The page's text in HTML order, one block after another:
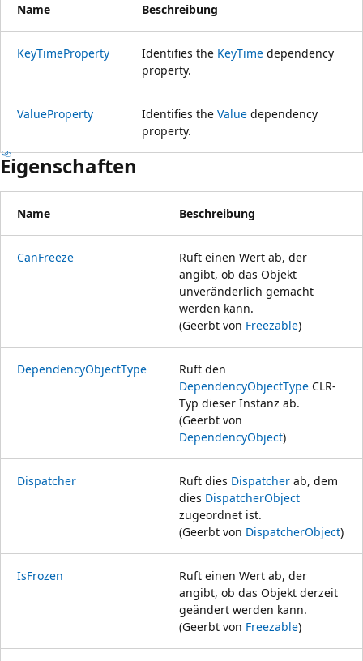
Name Beschreibung
KeyTimeProperty Identifies the KeyTime dependency
property.
ValueProperty Identifies the Value dependency
property.
Eigenschaften
Name Beschreibung
CanFreeze
Ruft einen Wert ab, der
angibt, ob das Objekt
unveränderlich gemacht
werden kann.
(Geerbt von Freezable)
DependencyObjectType
Ruft den
DependencyObjectType CLR-
Typ dieser Instanz ab.
(Geerbt von
DependencyObject)
Dispatcher Ruft dies Dispatcher ab, dem
dies DispatcherObject
zugeordnet ist.
(Geerbt von DispatcherObject)
IsFrozen
Ruft einen Wert ab, der
angibt, ob das Objekt derzeit
geändert werden kann.
(Geerbt von Freezable)